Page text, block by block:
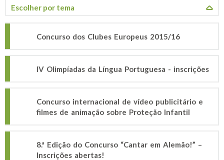
Concurso dos Clubes Europeus 2015/16
IV Olimpíadas da Língua Portuguesa - inscrições
Concurso internacional de vídeo publicitário e
filmes de animação sobre Proteção Infantil
8.ª Edição do Concurso “Cantar em Alemão!” –
Inscrições abertas!